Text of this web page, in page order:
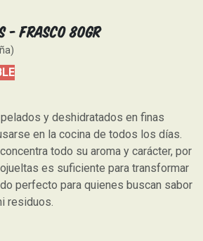
- Frasco 80gr
y deshidratados en finas
en la cocina de todos los días.
todo su aroma y carácter, por
es suficiente para transformar
perfecto para quienes buscan sabor
residuos.